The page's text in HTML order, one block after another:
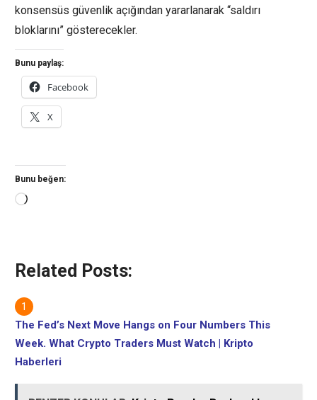
konsensüs güvenlik açığından yararlanarak “saldırı
bloklarını” gösterecekler.
Bunu paylaş:
Facebook
X
Bunu beğen:
Yükleniyor...
Related Posts:
The Fed’s Next Move Hangs on Four Numbers This
Week. What Crypto Traders Must Watch | Kripto
Haberleri